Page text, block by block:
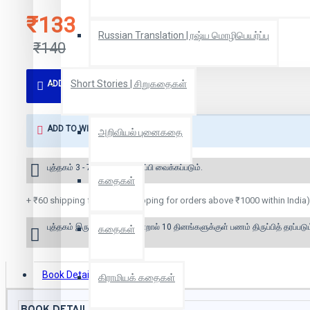
Russian Translation | ரஷ்ய மொழிபெயர்ப்பு
Short Stories | சிறுகதைகள்
அறிவியல் புனைகதை
கதைகள்
கதைகள்
கிராமியக் கதைகள்
₹133
₹140
ADD TO CART
ADD TO WISH LIST
புத்தகம் 3 - 7 நாட்களில் அனுப்பி வைக்கப்படும்.
+ ₹60 shipping fee* (Free shipping for orders above ₹1000 within India)
புத்தகம் இருப்பில் இல்லை என்றால் 10 தினங்களுக்குள் பணம் திருப்பித்
Book Details Reviews